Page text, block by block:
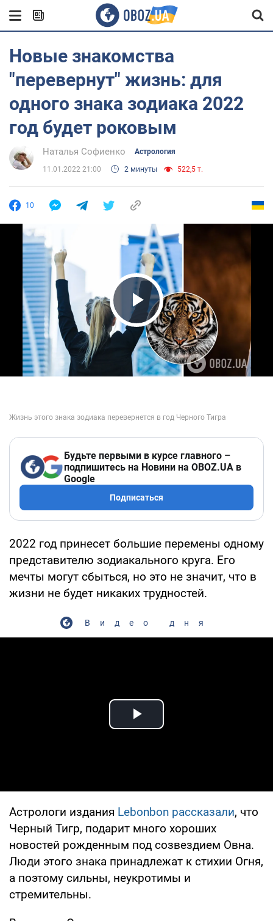
Новые знакомства
"перевернут" жизнь: для
одного знака зодиака 2022
год будет роковым
Наталья Софиенко Астрология
11.01.2022 21:00 2 минуты 522,5 т.
10
Play Video
Будьте первыми в курсе главного –
подпишитесь на Новини на OBOZ.UA в
Google
Подписаться
2022 год принесет большие перемены одному
представителю зодиакального круга. Его
мечты могут сбыться, но это не значит, что в
жизни не будет никаких трудностей.
Видео дня
Play Video
Астрологи издания Lebonbon рассказали, что
Черный Тигр, подарит много хороших
новостей рожденным под созвездием Овна.
Люди этого знака принадлежат к стихии Огня,
а поэтому сильны, неукротимы и
стремительны.